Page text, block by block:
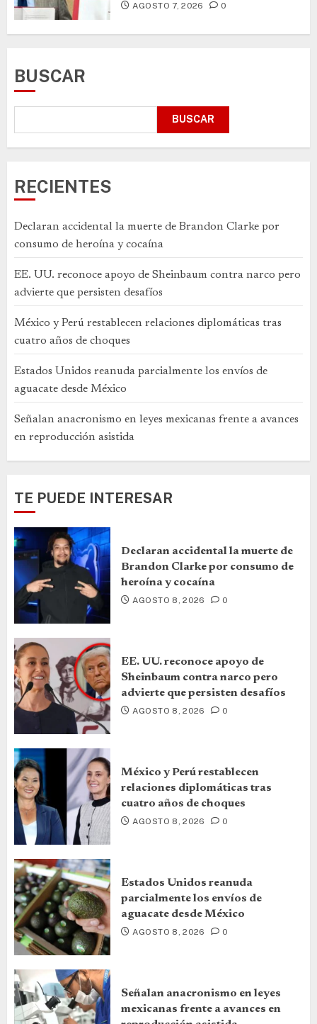
AGOSTO 7, 2026 0
BUSCAR
BUSCAR
RECIENTES
Declaran accidental la muerte de Brandon Clarke por
consumo de heroína y cocaína
EE. UU. reconoce apoyo de Sheinbaum contra narco pero
advierte que persisten desafíos
México y Perú restablecen relaciones diplomáticas tras
cuatro años de choques
Estados Unidos reanuda parcialmente los envíos de
aguacate desde México
Señalan anacronismo en leyes mexicanas frente a avances
en reproducción asistida
TE PUEDE INTERESAR
Declaran accidental la muerte de
Brandon Clarke por consumo de
heroína y cocaína
AGOSTO 8, 2026 0
EE. UU. reconoce apoyo de
Sheinbaum contra narco pero
advierte que persisten desafíos
AGOSTO 8, 2026 0
México y Perú restablecen
relaciones diplomáticas tras
cuatro años de choques
AGOSTO 8, 2026 0
Estados Unidos reanuda
parcialmente los envíos de
aguacate desde México
AGOSTO 8, 2026 0
Señalan anacronismo en leyes
mexicanas frente a avances en